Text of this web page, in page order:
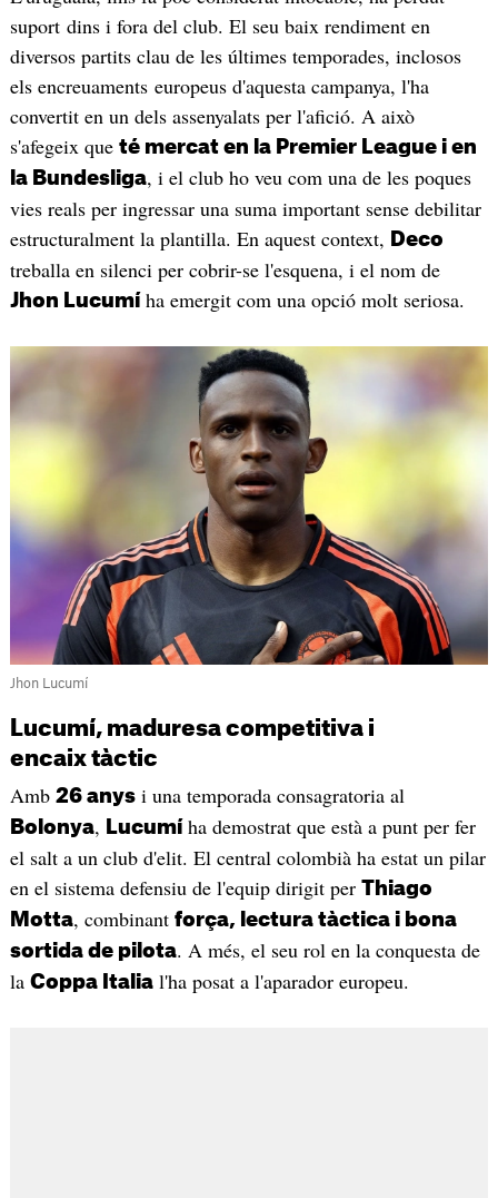
suport dins i fora del club. El seu baix rendiment en
diversos partits clau de les últimes temporades, inclosos
els encreuaments europeus d'aquesta campanya, l'ha
convertit en un dels assenyalats per l'afició. A això
s'afegeix que té mercat en la Premier League i en
la Bundesliga, i el club ho veu com una de les poques
vies reals per ingressar una suma important sense debilitar
estructuralment la plantilla. En aquest context, Deco
treballa en silenci per cobrir-se l'esquena, i el nom de
Jhon Lucumíha emergit com una opció molt seriosa.
Jhon Lucumí
Lucumí, maduresa competitiva i
encaix tàctic
Amb 26 anysi una temporada consagratoria al
Bolonya, Lucumíha demostrat que està a punt per fer
el salt a un club d'elit. El central colombià ha estat un pilar
en el sistema defensiu de l'equip dirigit per Thiago
Motta, combinant força, lectura tàctica i bona
sortida de pilota. A més, el seu rol en la conquesta de
la Coppa Italial'ha posat a l'aparador europeu.